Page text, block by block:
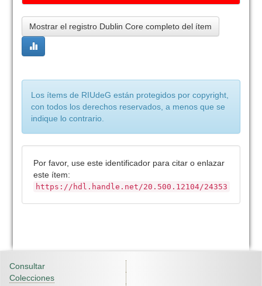
Mostrar el registro Dublin Core completo del ítem
Los ítems de RIUdeG están protegidos por copyright,
con todos los derechos reservados, a menos que se
indique lo contrario.
Por favor, use este identificador para citar o enlazar
este ítem:
https://hdl.handle.net/20.500.12104/24353
Consultar
Colecciones